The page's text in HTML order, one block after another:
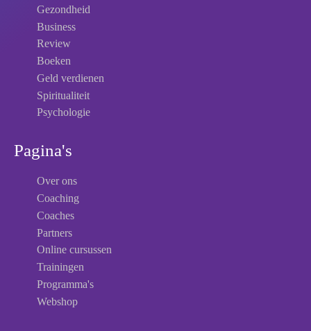
Gezondheid
Business
Review
Boeken
Geld verdienen
Spiritualiteit
Psychologie
Pagina's
Over ons
Coaching
Coaches
Partners
Online cursussen
Trainingen
Programma's
Webshop